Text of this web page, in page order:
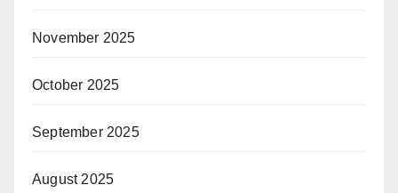
November 2025
October 2025
September 2025
August 2025